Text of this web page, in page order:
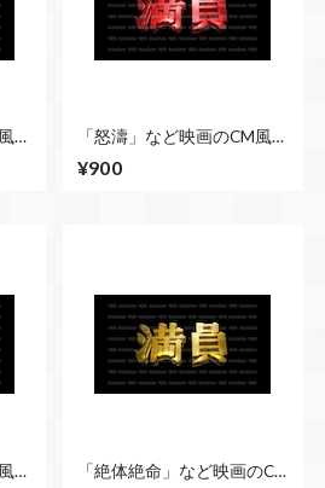
に
「怒濤」など映画のCM風に
演出できる立体的な漢字５
種類 No.3 赤
¥900
に
「絶体絶命」など映画のCM